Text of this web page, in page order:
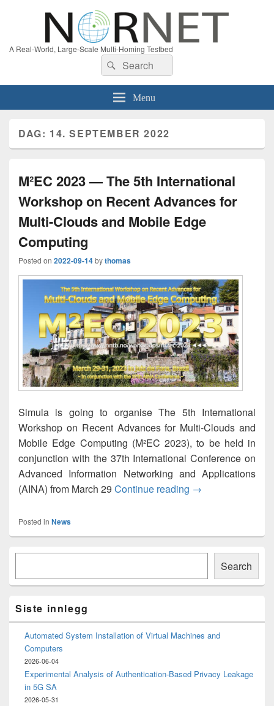
A Real-World, Large-Scale Multi-Homing Testbed
Search
for:
Search
Menu
DAG: 14. SEPTEMBER 2022
M²EC 2023 — The 5th International
Workshop on Recent Advances for
Multi-Clouds and Mobile Edge
Computing
Posted on 2022-09-14bythomas
Simula is going to organise The 5th International
Workshop on Recent Advances for Multi-Clouds and
Mobile Edge Computing (M²EC 2023), to be held in
conjunction with the 37th International Conference on
Advanced Information Networking and Applications
(AINA) from March 29 Continue reading M²EC 2023 —
→
Posted in News
Primary
Area
Search
Siste innlegg
Automated System Installation of Virtual Machines and
Computers
2026-06-04
Experimental Analysis of Authentication-Based Privacy Leakage
in 5G SA
2026-05-31